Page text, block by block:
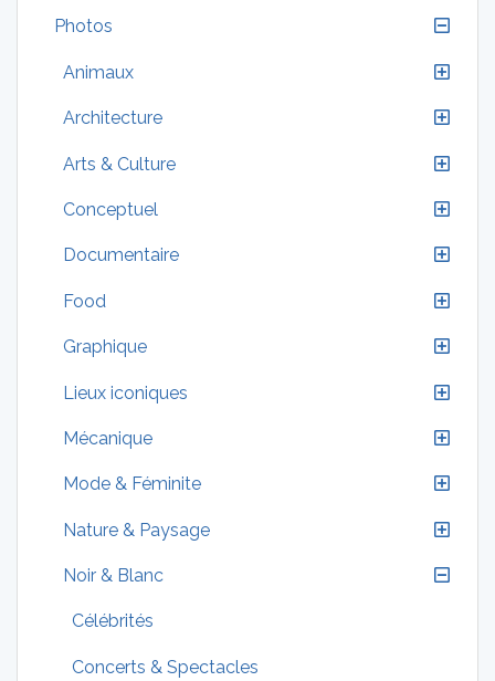
Photos
Animaux
Architecture
Arts & Culture
Conceptuel
Documentaire
Food
Graphique
Lieux iconiques
Mécanique
Mode & Féminite
Nature & Paysage
Noir & Blanc
Célébrités
Concerts & Spectacles